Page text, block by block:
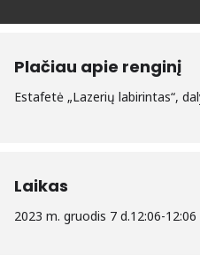
Plačiau apie renginį
Estafetė „Lazerių labirintas“,
Laikas
2023 m. gruodis 7 d.12:06-12:06